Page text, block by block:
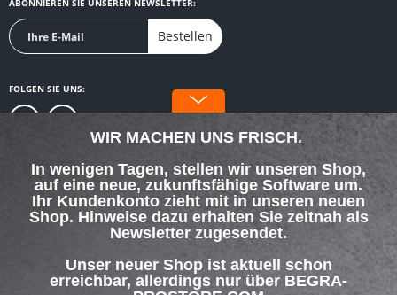
ABONNIEREN SIE UNSEREN NEWSLETTER:
Bestellen
FOLGEN SIE UNS:
WIR MACHEN UNS FRISCH.
In wenigen Tagen, stellen wir unseren Shop,
auf eine neue, zukunftsfähige Software um.
Ihr Kundenkonto zieht mit in unseren neuen
Shop. Hinweise dazu erhalten Sie zeitnah als
Newsletter zugesendet.
Unser neuer Shop ist aktuell schon
erreichbar, allerdings nur über BEGRA-
SERVICE HOTLINE
INFORMATIONEN